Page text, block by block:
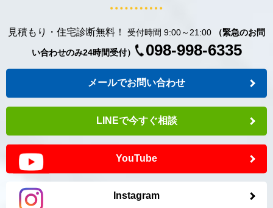
見積もり・住宅診断無料！ 受付時間 9:00～21:00 （緊急のお問
い合わせのみ24時間受付） 098-998-6335
メールでお問い合わせ
LINEで今すぐ相談
YouTube
Instagram